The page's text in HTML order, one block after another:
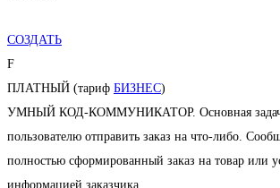
СОЗДАТЬ
F
ПЛАТНЫЙ (тариф БИЗНЕС)
УМНЫЙ КОД-КОММУНИКАТОР. Основная
пользователю отправить заказ на что-либо.
полностью сформированный заказ на товар или
информацией заказчика.